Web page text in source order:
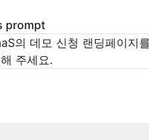
prompt
의 데모 신청 랜딩페이지
주세요.